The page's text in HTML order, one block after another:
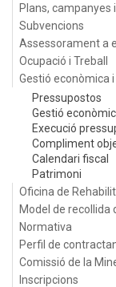
Plans, campanyes
Subvencions
Assessorament a
Ocupació i Treball
Gestió econòmica
Pressupostos
Gestió
Execució
Compliment
Calendari fiscal
Patrimoni
Oficina de
Model de recollida
Normativa
Perfil de
Comissió de la
Inscripcions